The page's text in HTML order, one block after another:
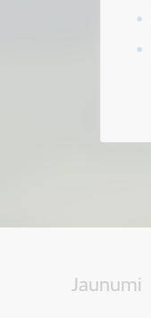
Jaunumi